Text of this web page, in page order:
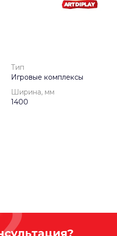
Тип
Игровые комплексы
Ширина, мм
1400
4360